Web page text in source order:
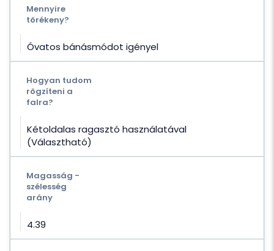
Mennyire
törékeny?
Óvatos bánásmódot igényel
Hogyan tudom
rögzíteni a
falra?
Kétoldalas ragasztó használatával
(Választható)
Magasság -
szélesség
arány
4.39